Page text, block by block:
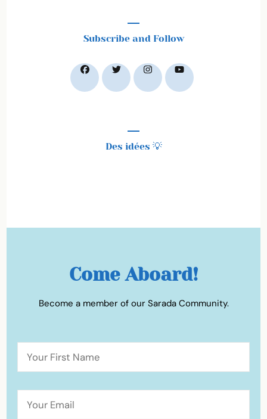
Subscribe and Follow
Des idées 💡
Idées de voyages
50 idées de destinations en France
Come Aboard!
Become a member of our Sarada Community.